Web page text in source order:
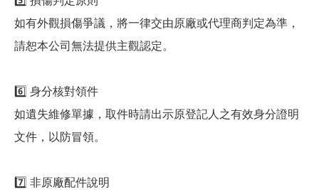
如有外觀損傷爭議，將一律交由原廠或代理商判定為準，
請恕本公司無法提供主觀認定。
6️⃣ 身分核對領件
如遺失維修單據，取件時請出示原登記人之有效身分證明
文件，以防冒領。
7️⃣ 非原廠配件說明